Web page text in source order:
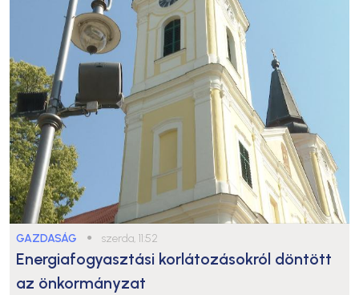
GAZDASÁG ● szerda, 11:52
Energiafogyasztási korlátozásokról döntött
az önkormányzat